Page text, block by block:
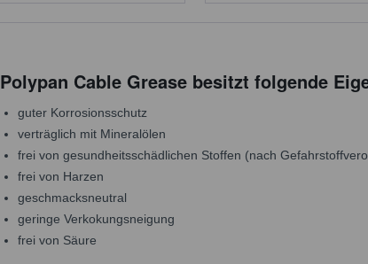
Polypan Cable Grease besitzt folgende
guter Korrosionsschutz
verträglich mit Mineralölen
frei von gesundheitsschädlichen Stoffen (nach
frei von Harzen
geschmacksneutral
geringe Verkokungsneigung
frei von Säure